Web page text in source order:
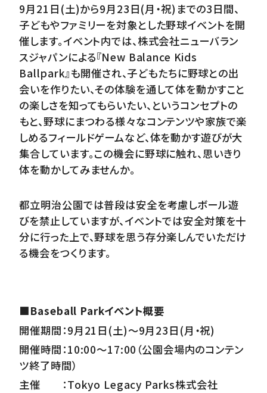
9月21日(土)から9月23日(月・祝)までの3日間、
子どもやファミリーを対象とした野球イベントを開
催します。イベント内では、株式会社ニューバラン
スジャパンによる『New Balance Kids
Ballpark』も開催され、子どもたちに野球との出
会いを作りたい、その体験を通して体を動かすこと
の楽しさを知ってもらいたい、というコンセプトの
もと、野球にまつわる様々なコンテンツや家族で楽
しめるフィールドゲームなど、体を動かす遊びが大
集合しています。この機会に野球に触れ、思いきり
体を動かしてみませんか。
都立明治公園では普段は安全を考慮しボール遊
びを禁止していますが、イベントでは安全対策を十
分に行った上で、野球を思う存分楽しんでいただけ
る機会をつくります。
■Baseball Parkイベント概要
開催期間：9月21日(土)～9月23日(月・祝)
開催時間：10:00～17:00（公園会場内のコンテン
ツ終了時間）
主催 ：Tokyo Legacy Parks株式会社